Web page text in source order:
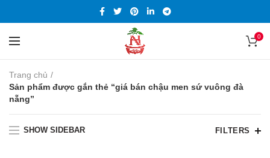
0
Trang chủ
Sản phẩm được gắn thẻ “giá bán chậu men sứ vuông đà
nẵng”
SHOW SIDEBAR FILTERS